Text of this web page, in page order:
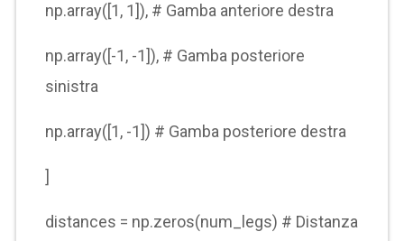
np.array([1, 1]), # Gamba anteriore destra
np.array([-1, -1]), # Gamba posteriore
sinistra
np.array([1, -1]) # Gamba posteriore destra
]
distances = np.zeros(num_legs) # Distanza